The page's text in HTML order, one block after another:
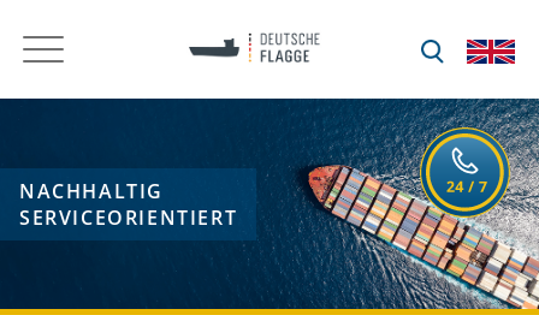
NACHHALTIG
SERVICEORIENTIERT